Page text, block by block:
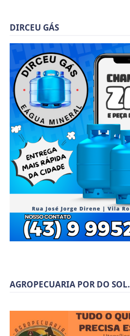
DIRCEU GÁS
AGROPECUARIA POR DO SOL.